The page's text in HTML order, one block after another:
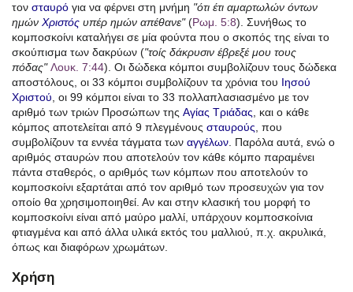
τον σταυρό για να φέρνει στη μνήμη "ότι έτι αμαρτωλών όντων
ημών Χριστός υπέρ ημών απέθανε"(Ρωμ. 5:8). Συνήθως το
κομποσκοίνι καταλήγει σε μία φούντα που ο σκοπός της είναι το
σκούπισμα των δακρύων ("τοίς δάκρυσιν έβρεξέ μου τους
πόδας" Λουκ. 7:44). Οι δώδεκα κόμποι συμβολίζουν τους δώδεκα
αποστόλους, οι 33 κόμποι συμβολίζουν τα χρόνια του Ιησού
Χριστού, οι 99 κόμποι είναι το 33 πολλαπλασιασμένο με τον
αριθμό των τριών Προσώπων της Αγίας Τριάδας, και ο κάθε
κόμπος αποτελείται από 9 πλεγμένους σταυρούς, που
συμβολίζουν τα εννέα τάγματα των αγγέλων. Παρόλα αυτά, ενώ ο
αριθμός σταυρών που αποτελούν τον κάθε κόμπο παραμένει
πάντα σταθερός, ο αριθμός των κόμπων που αποτελούν το
κομποσκοίνι εξαρτάται από τον αριθμό των προσευχών για τον
οποίο θα χρησιμοποιηθεί. Αν και στην κλασική του μορφή το
κομποσκοίνι είναι από μαύρο μαλλί, υπάρχουν κομποσκοίνια
φτιαγμένα και από άλλα υλικά εκτός του μαλλιού, π.χ. ακρυλικά,
όπως και διαφόρων χρωμάτων.
Χρήση